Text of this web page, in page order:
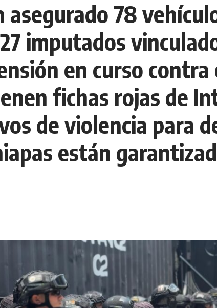
asegurado 78
imputados
en curso
fichas rojas de
de violencia para
están